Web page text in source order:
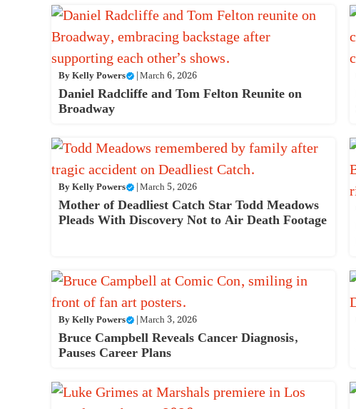
ByKelly Powers |March 6, 2026
Daniel Radcliffe and Tom Felton Reunite on
Broadway
ByKelly Powers |March 5, 2026
Mother of Deadliest Catch Star Todd Meadows
Pleads With Discovery Not to Air Death Footage
ByKelly Powers |March 3, 2026
Bruce Campbell Reveals Cancer Diagnosis,
Pauses Career Plans